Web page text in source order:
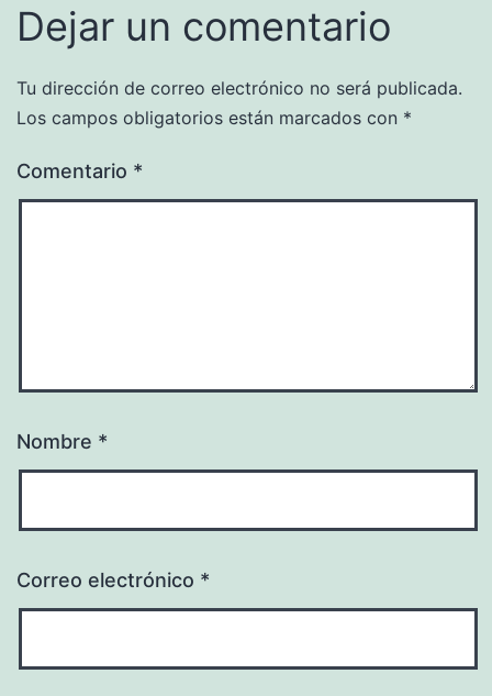
Dejar un comentario
Tu dirección de correo electrónico no será publicada.
Los campos obligatorios están marcados con *
Comentario *
Nombre *
Correo electrónico *